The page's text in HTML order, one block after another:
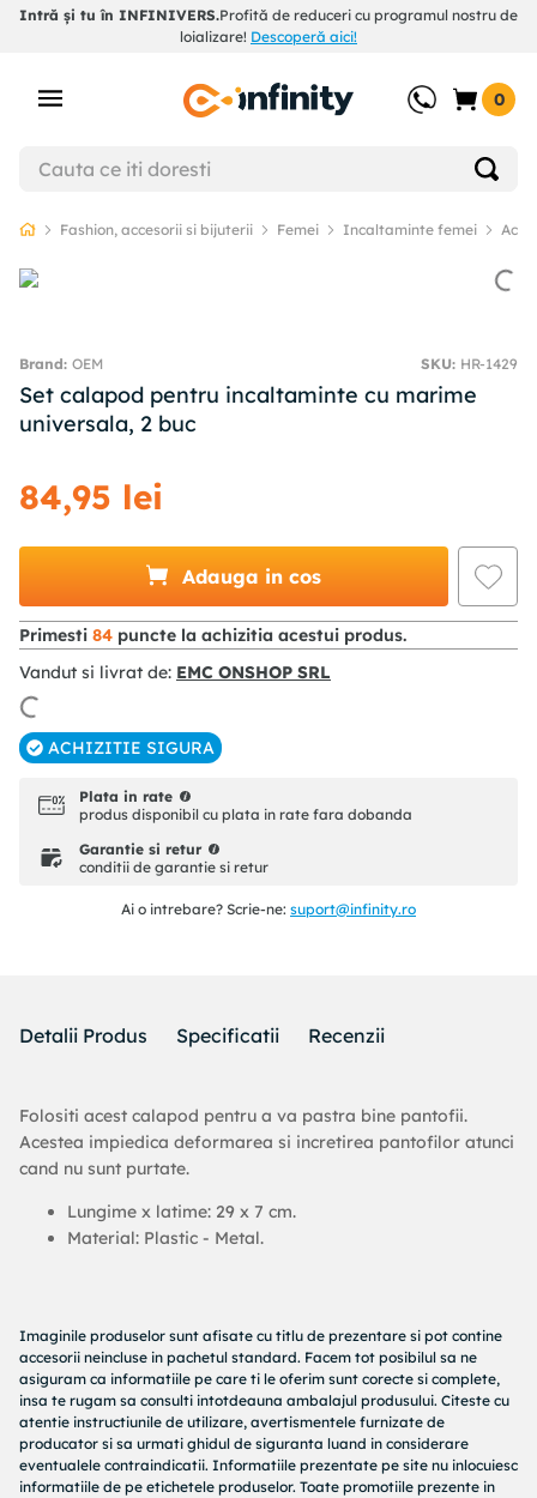
Intră și tu în INFINIVERS.Profită de reduceri cu programul nostru de
loializare! Descoperă aici!
0
Fashion, accesorii si bijuterii Femei Incaltaminte femei
OEM SKU: HR-1429
Set calapod pentru incaltaminte cu marime
universala, 2 buc
84,95 lei
Adauga in cos
Primesti 84 puncte la achizitia acestui produs.
Vandut si livrat de: EMC ONSHOP SRL
ACHIZITIE SIGURA
Plata in rate
produs disponibil cu plata in rate fara dobanda
Garantie si retur
conditii de garantie si retur
Ai o intrebare? Scrie-ne: suport@infinity.ro
Detalii Produs Specificatii Recenzii
Folositi acest calapod pentru a va pastra bine pantofii.
Acestea impiedica deformarea si incretirea pantofilor atunci
cand nu sunt purtate.
Lungime x latime: 29 x 7 cm.
Material: Plastic - Metal.
Imaginile produselor sunt afisate cu titlu de prezentare si pot contine
accesorii neincluse in pachetul standard. Facem tot posibilul sa ne
asiguram ca informatiile pe care ti le oferim sunt corecte si complete,
insa te rugam sa consulti intotdeauna ambalajul produsului. Citeste cu
atentie instructiunile de utilizare, avertismentele furnizate de
producator si sa urmati ghidul de siguranta luand in considerare
eventualele contraindicatii. Informatiile prezentate pe site nu inlocuiesc
informatiile de pe etichetele produselor. Toate promotiile prezente in